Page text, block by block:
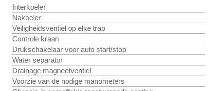
Interkoeler
Nakoeler
Veiligheidsventiel op elke trap
Controle kraan
Drukschakelaar voor auto start/stop
Water separator
Drainage magneetventiel
Voorzie van de nodige manometers